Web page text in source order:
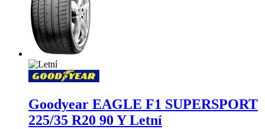
Goodyear EAGLE F1 SUPERSPORT
225/35 R20 90 Y Letní